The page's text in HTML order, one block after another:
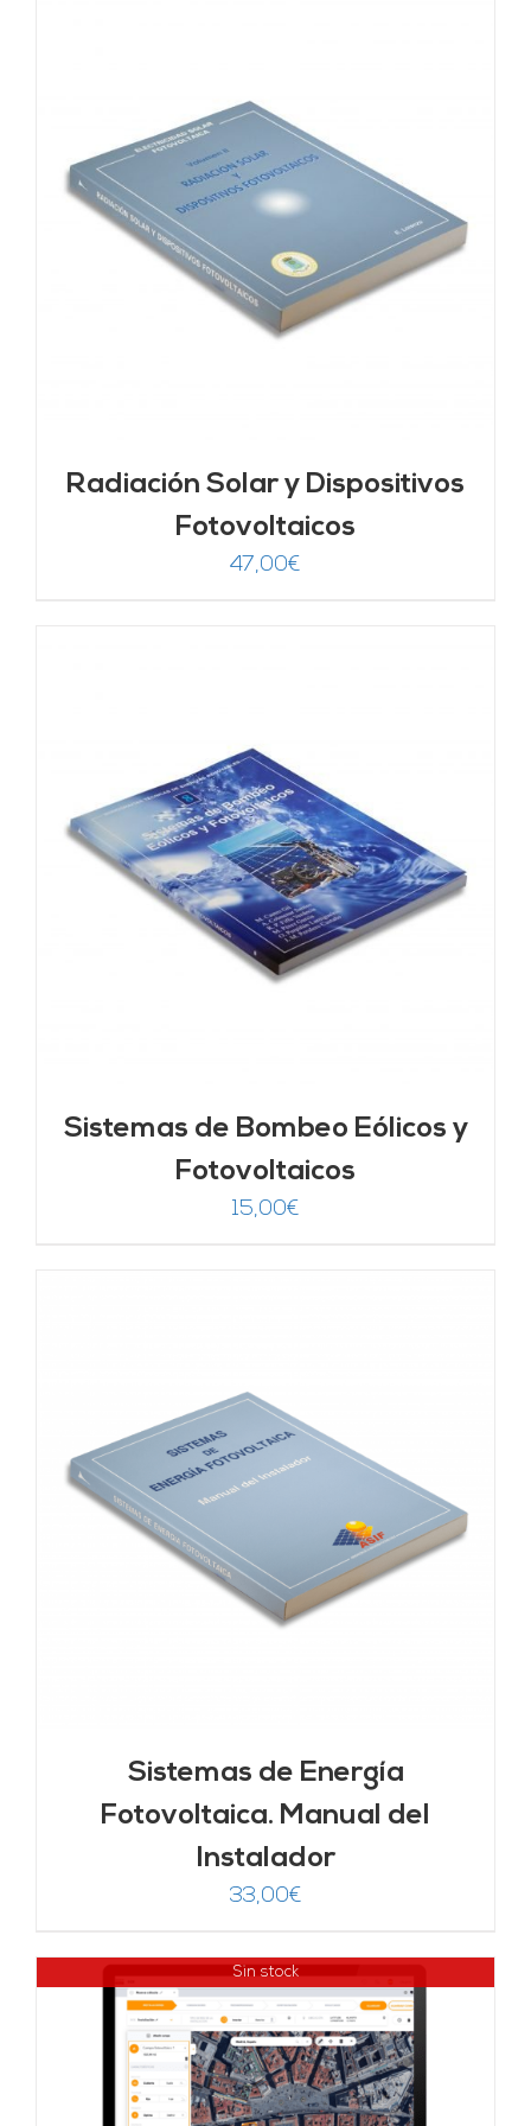
Radiación Solar y Dispositivos
Fotovoltaicos
47,00€
Sistemas de Bombeo Eólicos y
Fotovoltaicos
15,00€
Sistemas de Energía
Fotovoltaica. Manual del
Instalador
33,00€
Sin stock